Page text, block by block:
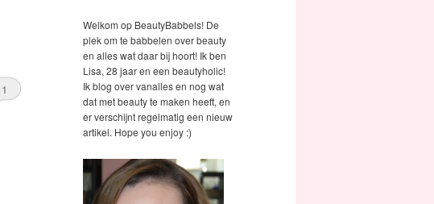
1
Welkom op BeautyBabbels! De
plek om te babbelen over beauty
en alles wat daar bij hoort! Ik ben
Lisa, 28 jaar en een beautyholic!
Ik blog over vanalles en nog wat
dat met beauty te maken heeft, en
er verschijnt regelmatig een nieuw
artikel. Hope you enjoy :)